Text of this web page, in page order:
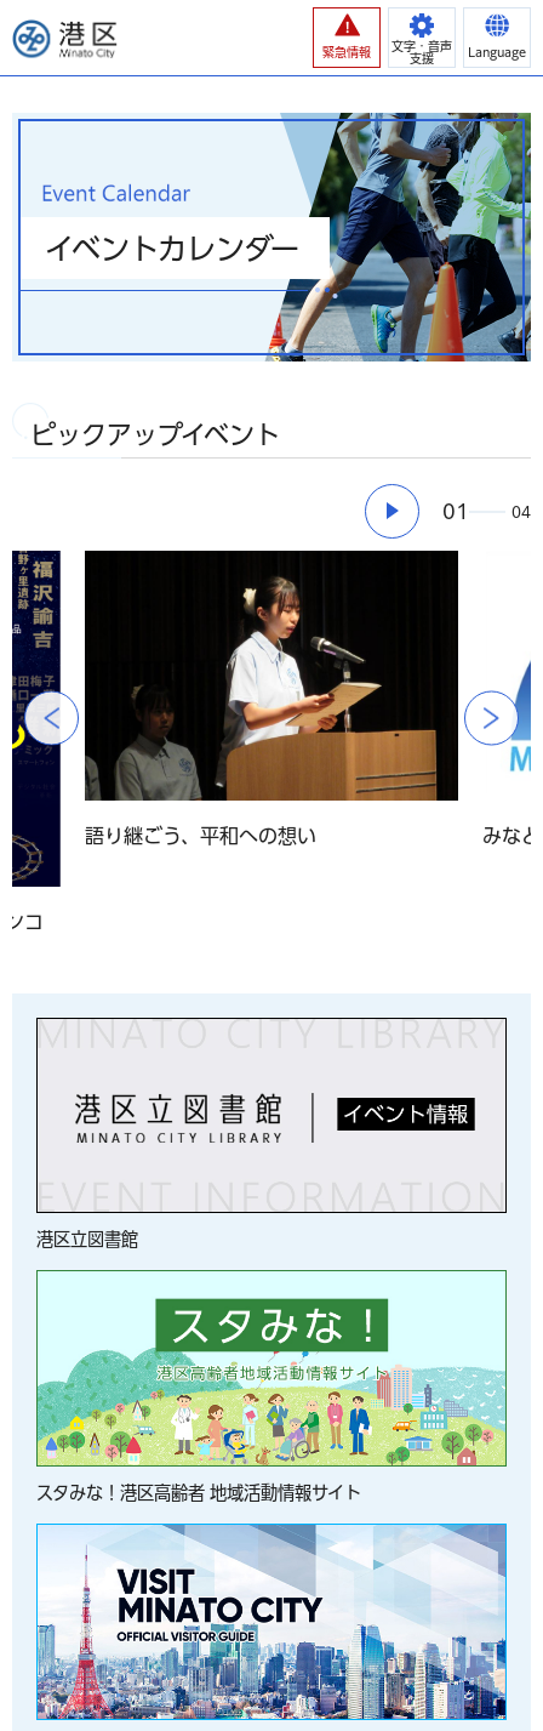
港区
緊急情報
文字・音声
支援
Language
イベントカレンダー
ピックアップイベント
前のスライドを表示
01 04
コ
語り継ごう、平和への想い みな
港区立図書館
スタみな！港区高齢者 地域活動情報サイト